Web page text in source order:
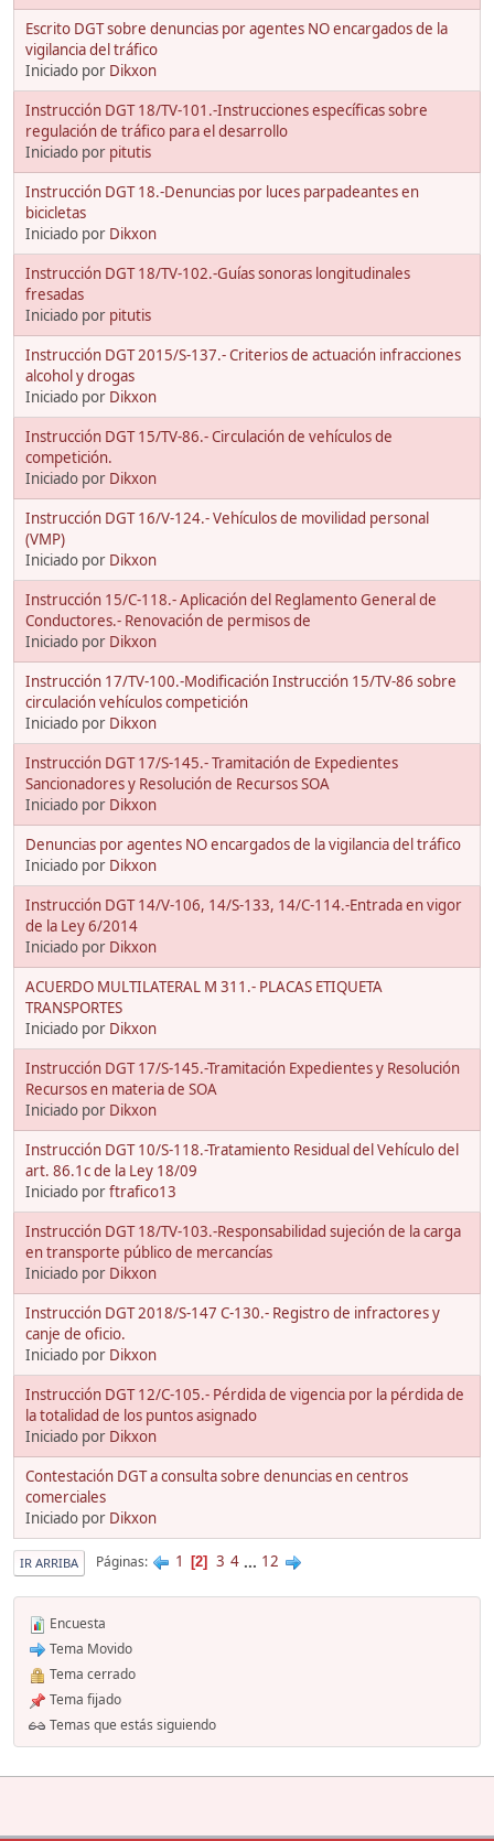
Escrito DGT sobre denuncias por agentes NO encargados de la
vigilancia del tráfico
Iniciado por Dikxon
Instrucción DGT 18/TV-101.-Instrucciones específicas sobre
regulación de tráfico para el desarrollo
Iniciado por pitutis
Instrucción DGT 18.-Denuncias por luces parpadeantes en
bicicletas
Iniciado por Dikxon
Instrucción DGT 18/TV-102.-Guías sonoras longitudinales
fresadas
Iniciado por pitutis
Instrucción DGT 2015/S-137.- Criterios de actuación infracciones
alcohol y drogas
Iniciado por Dikxon
Instrucción DGT 15/TV-86.- Circulación de vehículos de
competición.
Iniciado por Dikxon
Instrucción DGT 16/V-124.- Vehículos de movilidad personal
(VMP)
Iniciado por Dikxon
Instrucción 15/C-118.- Aplicación del Reglamento General de
Conductores.- Renovación de permisos de
Iniciado por Dikxon
Instrucción 17/TV-100.-Modificación Instrucción 15/TV-86 sobre
circulación vehículos competición
Iniciado por Dikxon
Instrucción DGT 17/S-145.- Tramitación de Expedientes
Sancionadores y Resolución de Recursos SOA
Iniciado por Dikxon
Denuncias por agentes NO encargados de la vigilancia del tráfico
Iniciado por Dikxon
Instrucción DGT 14/V-106, 14/S-133, 14/C-114.-Entrada en vigor
de la Ley 6/2014
Iniciado por Dikxon
ACUERDO MULTILATERAL M 311.- PLACAS ETIQUETA
TRANSPORTES
Iniciado por Dikxon
Instrucción DGT 17/S-145.-Tramitación Expedientes y Resolución
Recursos en materia de SOA
Iniciado por Dikxon
Instrucción DGT 10/S-118.-Tratamiento Residual del Vehículo del
art. 86.1c de la Ley 18/09
Iniciado porftrafico13
Instrucción DGT 18/TV-103.-Responsabilidad sujeción de la carga
en transporte público de mercancías
Iniciado por Dikxon
Instrucción DGT 2018/S-147 C-130.- Registro de infractores y
canje de oficio.
Iniciado por Dikxon
Instrucción DGT 12/C-105.- Pérdida de vigencia por la pérdida de
la totalidad de los puntos asignado
Iniciado por Dikxon
Contestación DGT a consulta sobre denuncias en centros
comerciales
Iniciado por Dikxon
IR ARRIBA Páginas 1 2 3 4 ... 12
Encuesta
Tema Movido
Tema cerrado
Tema fijado
Temas que estás siguiendo